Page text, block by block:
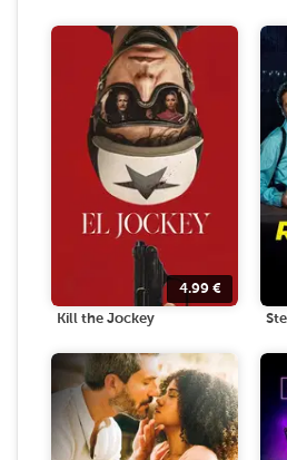
4.99 €
Kill the Jockey